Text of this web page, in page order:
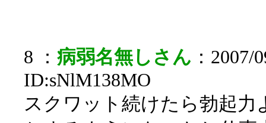
8 ： 病弱名無しさん ：2007/
ID:sNlM138MO
スクワット続けたら勃起力